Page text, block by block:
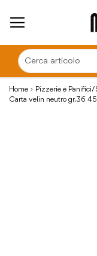
Home Pizzerie e Panifici/
Carta velin neutro gr.36